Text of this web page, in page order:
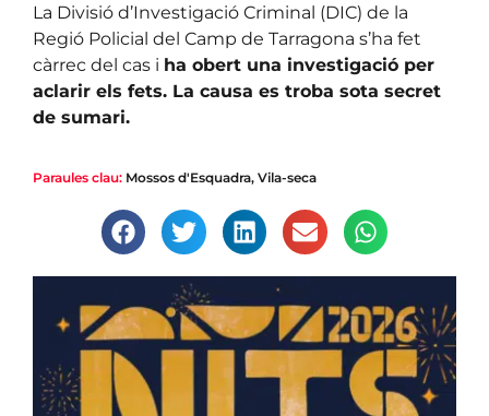
La Divisió d’Investigació Criminal (DIC) de la
Regió Policial del Camp de Tarragona s’ha fet
càrrec del cas i ha obert una investigació per
aclarir els fets. La causa es troba sota secret
de sumari.
Paraules clau: Mossos d'Esquadra, Vila-seca